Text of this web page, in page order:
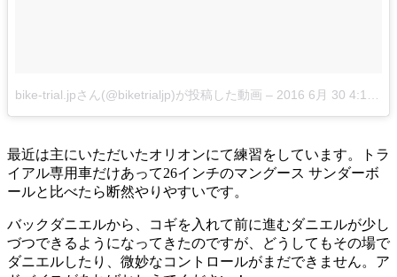
bike-trial.jpさん(@biketrialjp)が投稿した動画 – 2016 6月 30 4:17午後 PDT
最近は主にいただいたオリオンにて練習をしています。トラ
イアル専用車だけあって26インチのマングース サンダーボ
ールと比べたら断然やりやすいです。
バックダニエルから、コギを入れて前に進むダニエルが少し
づつできるようになってきたのですが、どうしてもその場で
ダニエルしたり、微妙なコントロールがまだできません。ア